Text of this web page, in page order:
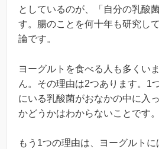
としているのが、「自分の乳酸
す。腸のことを何十年も研究し
論です。
ヨーグルトを食べる人も多くい
ん。その理由は2つあります。1
にいる乳酸菌がおなかの中に入
かどうかはわからないことです。
もう1つの理由は、ヨーグルト